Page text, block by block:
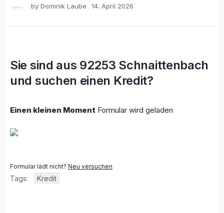
by Dominik Laube 14. April 2026
Sie sind aus 92253 Schnaittenbach
und suchen einen Kredit?
Einen kleinen Moment Formular wird geladen
Formular lädt nicht? Neu versuchen
Tags: Kredit